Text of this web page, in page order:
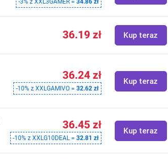
36.19 zł Kup teraz
36.24 zł
-10% z XXLGAMIVO =32.62 zł
Kup teraz
36.45 zł
-10% z XXLG10DEAL =32.81 zł
Kup teraz